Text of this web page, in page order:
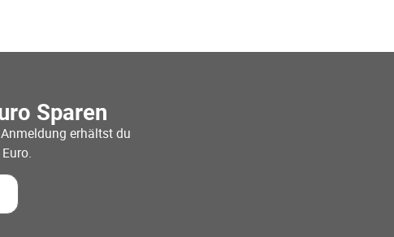
Sparen
erhältst du